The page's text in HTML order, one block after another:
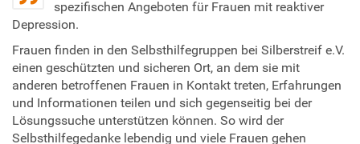
spezifischen Angeboten für Frauen mit reaktiver
Depression.
Frauen finden in den Selbsthilfegruppen bei Silberstreif e.V.
einen geschützten und sicheren Ort, an dem sie mit
anderen betroffenen Frauen in Kontakt treten, Erfahrungen
und Informationen teilen und sich gegenseitig bei der
Lösungssuche unterstützen können. So wird der
Selbsthilfegedanke lebendig und viele Frauen gehen